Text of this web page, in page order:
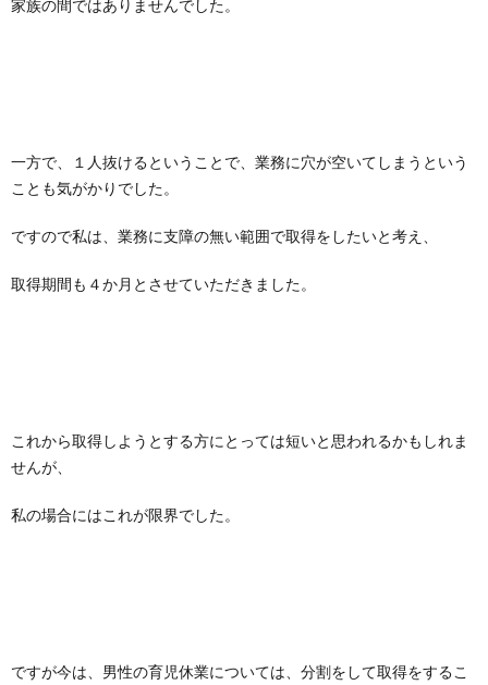
家族の間ではありませんでした。
一方で、１人抜けるということで、業務に穴が空いてしまうという
ことも気がかりでした。
ですので私は、業務に支障の無い範囲で取得をしたいと考え、
取得期間も４か月とさせていただきました。
これから取得しようとする方にとっては短いと思われるかもしれま
せんが、
私の場合にはこれが限界でした。
ですが今は、男性の育児休業については、分割をして取得をするこ